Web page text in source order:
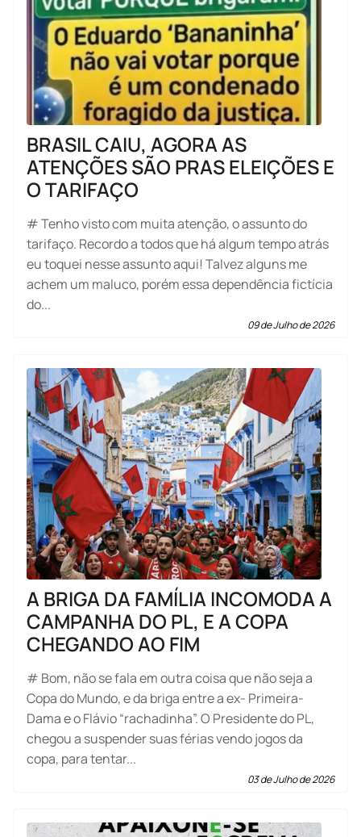
BRASIL CAIU, AGORA AS
ATENÇÕES SÃO PRAS ELEIÇÕES E
O TARIFAÇO
# Tenho visto com muita atenção, o assunto do
tarifaço. Recordo a todos que há algum tempo atrás
eu toquei nesse assunto aqui! Talvez alguns me
achem um maluco, porém essa dependência fictícia
do...
09 de Julho de 2026
A BRIGA DA FAMÍLIA INCOMODA A
CAMPANHA DO PL, E A COPA
CHEGANDO AO FIM
# Bom, não se fala em outra coisa que não seja a
Copa do Mundo, e da briga entre a ex- Primeira-
Dama e o Flávio “rachadinha”. O Presidente do PL,
chegou a suspender suas férias vendo jogos da
copa, para tentar...
03 de Julho de 2026